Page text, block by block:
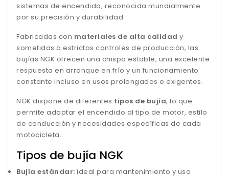
sistemas de encendido, reconocida mundialmente
por su precisión y durabilidad.
Fabricadas con materiales de alta calidad y
sometidas a estrictos controles de producción, las
bujías NGK ofrecen una chispa estable, una excelente
respuesta en arranque en frío y un funcionamiento
constante incluso en usos prolongados o exigentes.
NGK dispone de diferentes tipos de bujía, lo que
permite adaptar el encendido al tipo de motor, estilo
de conducción y necesidades específicas de cada
motocicleta.
Tipos de bujía NGK
Bujía estándar: ideal para mantenimiento y uso